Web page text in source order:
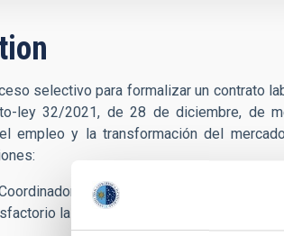
selectivo para formalizar un contrato
ley 32/2021, de 28 de diciembre, de
empleo y la transformación del
del Proyecto EST durante la
la fase de implementación de EST.